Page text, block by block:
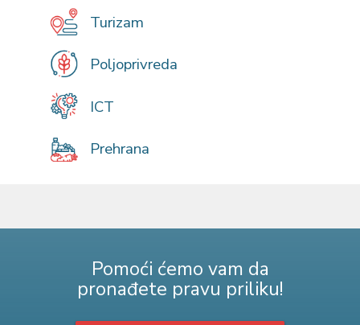
Turizam
Poljoprivreda
ICT
Prehrana
Pomoći ćemo vam da
pronađete pravu priliku!